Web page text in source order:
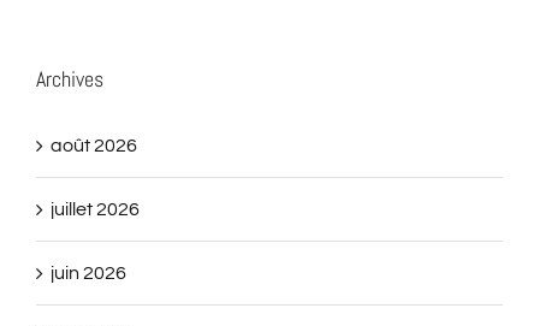
Archives
août 2026
juillet 2026
juin 2026